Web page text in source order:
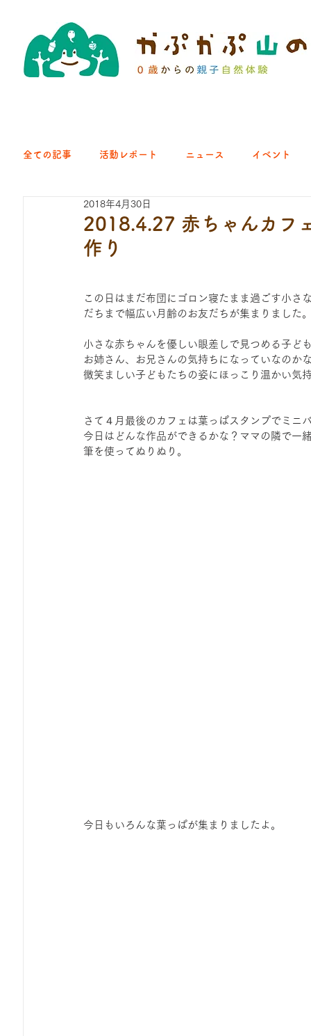
全ての記事 活動レポート ニュース イベント
クラブ｜くらす森
ひろば｜おそきっこ里山プレイパーク＆青空こども食堂
森とこどものおまつり みてみて！みんなで描いたよ
広報誌・ニュースレター 虫とり大作戦 かぷか
2018.4.27 赤ちゃんカフ
作り
2018年4月30日
この日はまだ布団にゴロン寝たまま過ごす小さ
だちまで幅広い月齢のお友だちが集まりました
小さな赤ちゃんを優しい眼差しで見つめる子ど
お姉さん、お兄さんの気持ちになっていなのか
微笑ましい子どもたちの姿にほっこり温かい気
さて４月最後のカフェは葉っぱスタンプでミニ
今日はどんな作品ができるかな？ママの隣で一
筆を使ってぬりぬり。
今日もいろんな葉っぱが集まりましたよ。